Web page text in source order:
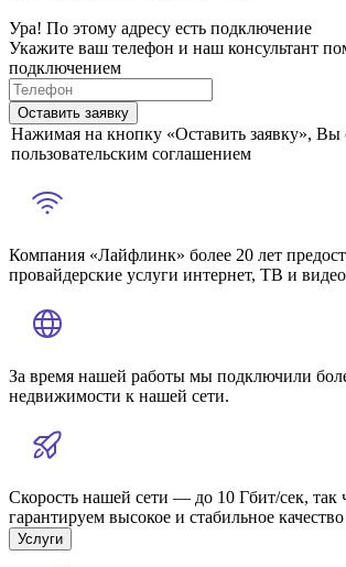
Ура! По этому адресу есть подключение
Укажите ваш телефон и наш консультант
подключением
Оставить заявку
Нажимая на кнопку «Оставить заявку», Вы
пользовательским соглашением
Компания «Лайфлинк» более 20 лет
провайдерские услуги интернет, ТВ и
За время нашей работы мы подключили
недвижимости к нашей сети.
Скорость нашей сети — до 10 Гбит/сек, так
гарантируем высокое и стабильное качество
Услуги